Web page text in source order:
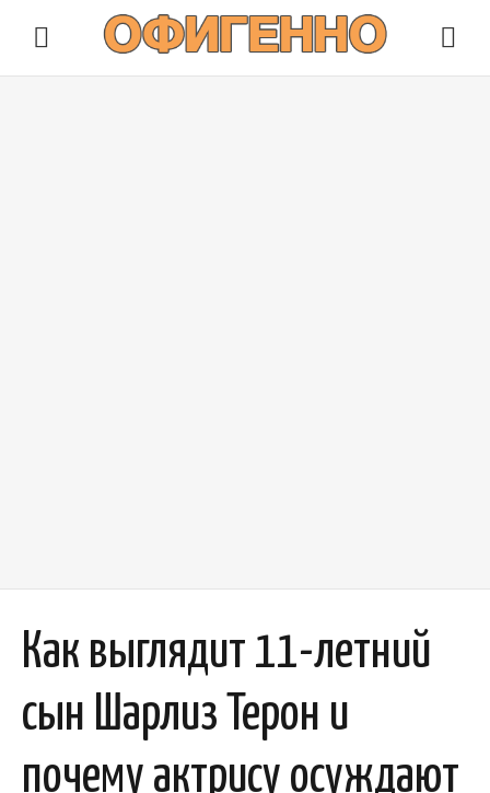
Как выглядит 11-летний
сын Шарлиз Терон и
почему актрису осуждают